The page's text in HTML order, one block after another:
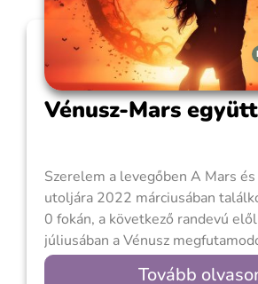
Vénusz-Mars
Szerelem a levegőben A Mars és
utoljára 2022 márciusában
0 fokán, a következő randevú
júliusában a Vénusz
hátraarcot vágott az Oroszlán
Tovább